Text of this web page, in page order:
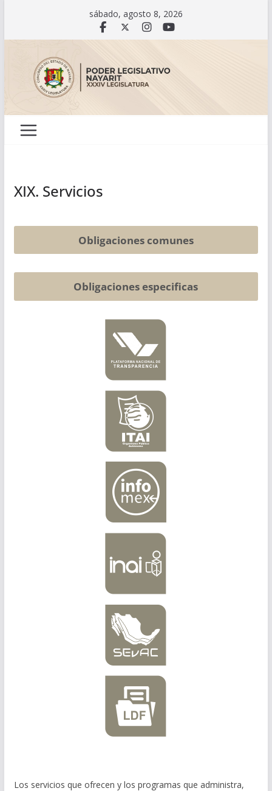
contenido
sábado, agosto 8, 2026
XIX. Servicios
Obligaciones comunes
Obligaciones especificas
Los servicios que ofrecen y los programas que administra,